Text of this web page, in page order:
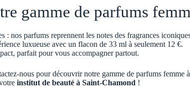
gamme de parfums
: nos parfums reprennent les notes des fragrances
luxueuse avec un flacon de 33 ml à seulement 12 €.
parfait pour vous accompagner partout.
nous pour découvrir notre gamme de parfums
institut de beauté à Saint-Chamond !